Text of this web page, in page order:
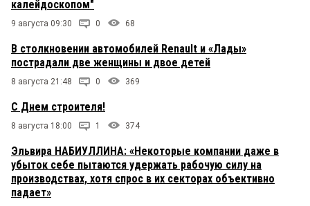
калейдоскопом"
9 августа 09:30 0 68
В столкновении автомобилей Renault и «Лады»
пострадали две женщины и двое детей
8 августа 21:48 0 369
С Днем строителя!
8 августа 18:00 1 374
Эльвира НАБИУЛЛИНА: «Некоторые компании даже в
убыток себе пытаются удержать рабочую силу на
производствах, хотя спрос в их секторах объективно
падает»